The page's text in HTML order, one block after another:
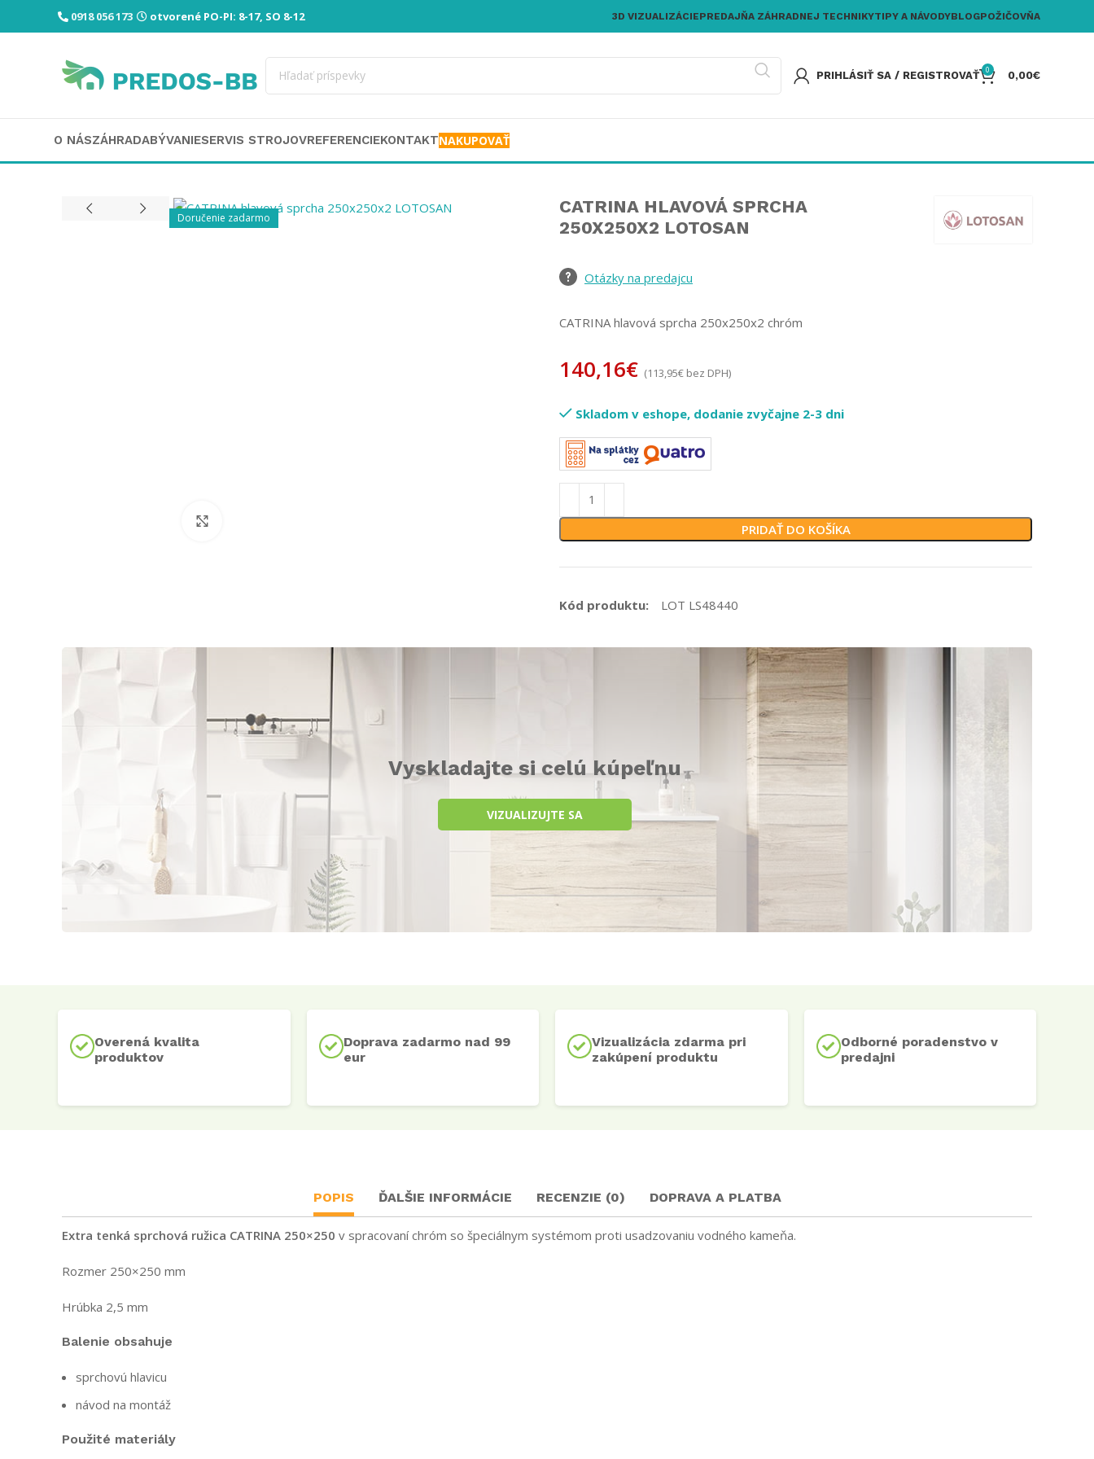
0918 056 173 otvorené PO-PI: 8-17, SO 8-12 3D VIZUALIZÁCIEPREDAJŇA ZÁHRADNEJ TECHNIKYTIPY A NÁVODYBLOGPOŽIČOVŇA
PRIHLÁSIŤ SA / REGISTROVAŤ 0 0,00€
O NÁSZÁHRADABÝVANIESERVIS STROJOVREFERENCIEKONTAKTNAKUPOVAŤ
Doručenie zadarmo
CATRINA HLAVOVÁ SPRCHA
250X250X2 LOTOSAN
Otázky na predajcu
CATRINA hlavová sprcha 250x250x2 chróm
140,16€ (113,95€ bez DPH)
Skladom v eshope, dodanie zvyčajne 2-3 dni
PRIDAŤ DO KOŠÍKA
Kód produktu: LOT LS48440
Vyskladajte si celú kúpeľnu
VIZUALIZUJTE SA
Overená kvalita
produktov
Doprava zadarmo nad 99
eur
Vizualizácia zdarma pri
zakúpení produktu
Odborné poradenstvo v
predajni
POPIS ĎALŠIE INFORMÁCIE RECENZIE (0) DOPRAVA A PLATBA
Extra tenká sprchová ružica CATRINA 250×250 v spracovaní chróm so špeciálnym systémom proti usadzovaniu vodného kameňa.
Rozmer 250×250 mm
Hrúbka 2,5 mm
Balenie obsahuje
sprchovú hlavicu
návod na montáž
Použité materiály